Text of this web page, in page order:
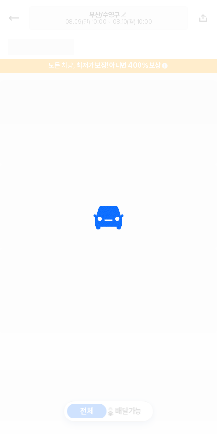
부산 렌트카 - 수영구 렌터카 가격비
교, 최저가 보장 1위 카모아
부산/수영구
08.09(일) 10:00 ~ 08.10(월) 10:00
모든 차량,최저가 보장! 아니면 400% 보상
전체 배달가능